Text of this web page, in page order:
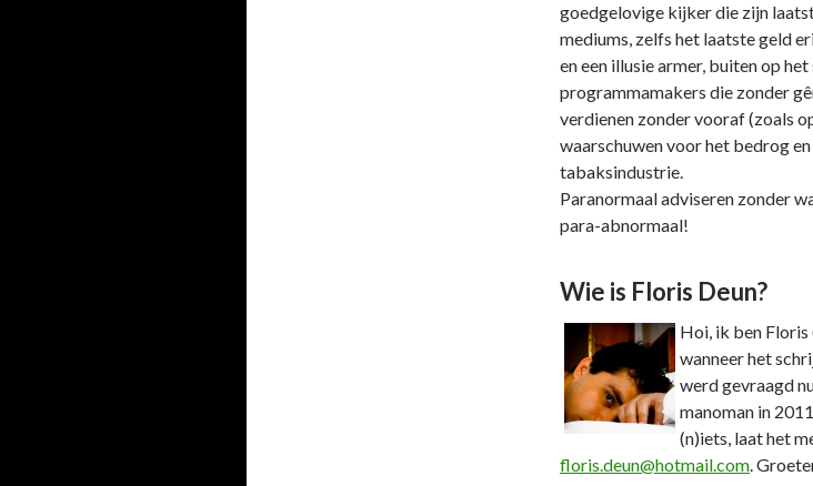
goedgelovige kijker die zijn
mediums, zelfs het laatste geld
en een illusie armer, buiten op
programmamakers die zonder
verdienen zonder vooraf (zoals
waarschuwen voor het bedrog
tabaksindustrie.
Paranormaal adviseren zonder
para-abnormaal!
Wie is Floris Deun?
Hoi, ik ben Floris
wanneer het
werd gevraagd
manoman in
(n)iets, laat het
floris.deun@hotmail.com.